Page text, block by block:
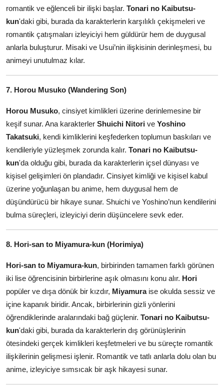
romantik ve eğlenceli bir ilişki başlar. Tonari no Kaibutsu-
kun'daki gibi, burada da karakterlerin karşılıklı çekişmeleri ve
romantik çatışmaları izleyiciyi hem güldürür hem de duygusal
anlarla buluşturur. Misaki ve Usui’nin ilişkisinin derinleşmesi, bu
animeyi unutulmaz kılar.
7. Horou Musuko (Wandering Son)
Horou Musuko, cinsiyet kimlikleri üzerine derinlemesine bir
keşif sunar. Ana karakterler Shuichi Nitori ve Yoshino
Takatsuki, kendi kimliklerini keşfederken toplumun baskıları ve
kendileriyle yüzleşmek zorunda kalır. Tonari no Kaibutsu-
kun'da olduğu gibi, burada da karakterlerin içsel dünyası ve
kişisel gelişimleri ön plandadır. Cinsiyet kimliği ve kişisel kabul
üzerine yoğunlaşan bu anime, hem duygusal hem de
düşündürücü bir hikaye sunar. Shuichi ve Yoshino’nun kendilerini
bulma süreçleri, izleyiciyi derin düşüncelere sevk eder.
8. Hori-san to Miyamura-kun (Horimiya)
Hori-san to Miyamura-kun, birbirinden tamamen farklı görünen
iki lise öğrencisinin birbirlerine aşık olmasını konu alır. Hori
popüler ve dışa dönük bir kızdır, Miyamuraise okulda sessiz ve
içine kapanık biridir. Ancak, birbirlerinin gizli yönlerini
öğrendiklerinde aralarındaki bağ güçlenir. Tonari no Kaibutsu-
kun'daki gibi, burada da karakterlerin dış görünüşlerinin
ötesindeki gerçek kimlikleri keşfetmeleri ve bu süreçte romantik
ilişkilerinin gelişmesi işlenir. Romantik ve tatlı anlarla dolu olan bu
anime, izleyiciye sımsıcak bir aşk hikayesi sunar.